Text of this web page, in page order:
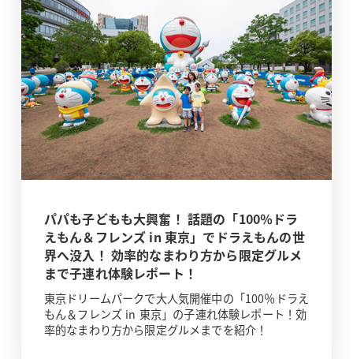
パパも子どもも大興奮！ 話題の「100％ドラ
えもん＆フレンズ in 東京」でドラえもんの世
界へ没入！ 効率的なまわり方から限定グルメ
まで子連れ体験レポート！
東京ドリームパークで大人気開催中の「100％ドラえ
もん＆フレンズ in 東京」の子連れ体験レポート！効
率的なまわり方から限定グルメまでを紹介！